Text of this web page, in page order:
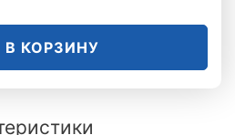
В КОРЗИНУ